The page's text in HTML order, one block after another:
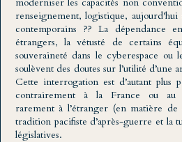
renseignement, logistique, aujourd'hui
contemporains ?? La dépendance
étrangers, la vétusté de certains
souveraineté dans le cyberespace ou
soulèvent des doutes sur l’utilité d’une
Cette interrogation est d’autant plus
contrairement à la France ou au
rarement à l’étranger (en matière
tradition pacifiste d’après-guerre et la
législatives.